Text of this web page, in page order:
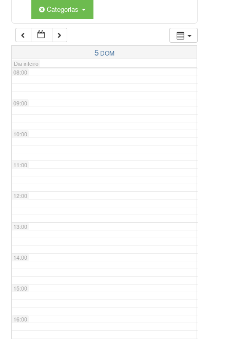
Categorias
5 DOM
Dia inteiro
07:00
08:00
09:00
10:00
11:00
12:00
13:00
14:00
15:00
16:00